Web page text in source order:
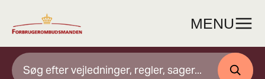
indhold
MENU
SØG